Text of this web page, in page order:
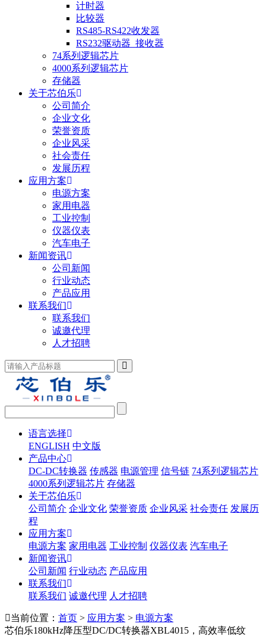
计时器
比较器
RS485-RS422收发器
RS232驱动器_接收器
74系列逻辑芯片
4000系列逻辑芯片
存储器
关于芯伯乐
公司简介
企业文化
荣誉资质
企业风采
社会责任
发展历程
应用方案
电源方案
家用电器
工业控制
仪器仪表
汽车电子
新闻资讯
公司新闻
行业动态
产品应用
联系我们
联系我们
诚邀代理
人才招聘
语言选择
ENGLISH 中文版
产品中心
DC-DC转换器 传感器 电源管理 信号链 74系列逻辑芯片
4000系列逻辑芯片 存储器
关于芯伯乐
公司简介 企业文化 荣誉资质 企业风采 社会责任 发展历
程
应用方案
电源方案 家用电器 工业控制 仪器仪表 汽车电子
新闻资讯
公司新闻 行业动态 产品应用
联系我们
联系我们 诚邀代理 人才招聘
当前位置： 首页 > 应用方案 > 电源方案
芯伯乐180kHz降压型DC/DC转换器XBL4015，高效率低纹